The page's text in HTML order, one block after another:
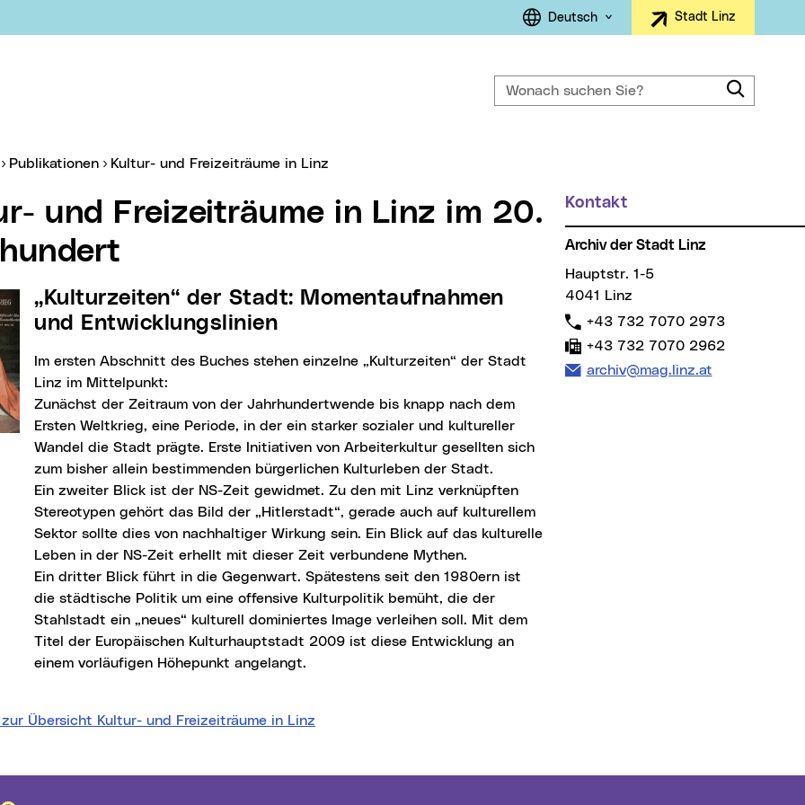
Sprachauswahl
Deutsch Stadt Linz
Wonach suchen Sie?
Publikationen Kultur- und Freizeiträume in Linz
„Kulturzeiten“ der Stadt: Momentaufnahmen
und Entwicklungslinien
Im ersten Abschnitt des Buches stehen einzelne „Kulturzeiten“ der Stadt
Linz im Mittelpunkt:
Zunächst der Zeitraum von der Jahrhundertwende bis knapp nach dem
Ersten Weltkrieg, eine Periode, in der ein starker sozialer und kultureller
Wandel die Stadt prägte. Erste Initiativen von Arbeiterkultur gesellten sich
zum bisher allein bestimmenden bürgerlichen Kulturleben der Stadt.
Ein zweiter Blick ist der NS-Zeit gewidmet. Zu den mit Linz verknüpften
Stereotypen gehört das Bild der „Hitlerstadt“, gerade auch auf kulturellem
Sektor sollte dies von nachhaltiger Wirkung sein. Ein Blick auf das kulturelle
Leben in der NS-Zeit erhellt mit dieser Zeit verbundene Mythen.
Ein dritter Blick führt in die Gegenwart. Spätestens seit den 1980ern ist
die städtische Politik um eine offensive Kulturpolitik bemüht, die der
Stahlstadt ein „neues“ kulturell dominiertes Image verleihen soll. Mit dem
Titel der Europäischen Kulturhauptstadt 2009 ist diese Entwicklung an
einem vorläufigen Höhepunkt angelangt.
Übersicht Kultur- und Freizeiträume in Linz
Kontakt
Archiv der Stadt Linz
Hauptstr. 1-5
4041 Linz
Telefon:
+43 732 7070 2973
Fax:
+43 732 7070 2962
E-Mail Adresse:
archiv@mag.linz.at